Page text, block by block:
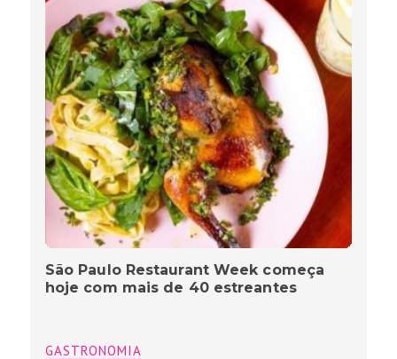
São Paulo Restaurant Week começa
hoje com mais de 40 estreantes
GASTRONOMIA